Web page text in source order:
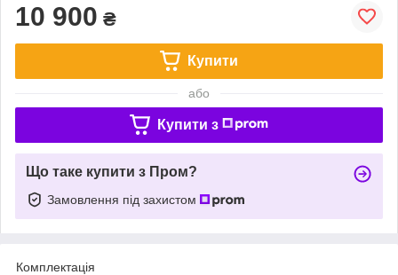
10 900 ₴
Купити
або
Купити з
Що таке купити з Пром?
Замовлення під захистом
Комплектація